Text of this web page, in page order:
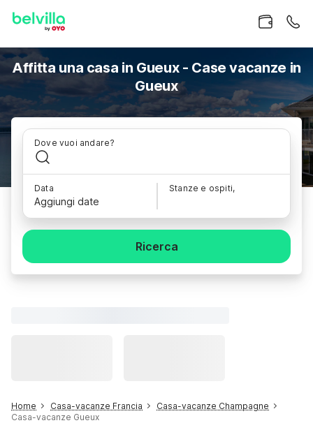
Affitta una casa in Gueux - Case vacanze in
Gueux
Dove vuoi andare?
Data
Aggiungi date
Stanze e ospiti,
Ricerca
Home Casa-vacanze Francia
Casa-vacanze Champagne
Casa-vacanze Gueux